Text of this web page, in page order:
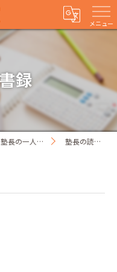
メニュー
録
塾長の一人ごと 塾長の読書録